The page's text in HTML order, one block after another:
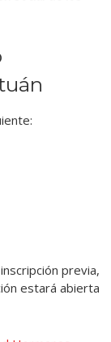
previa,
estará abierta